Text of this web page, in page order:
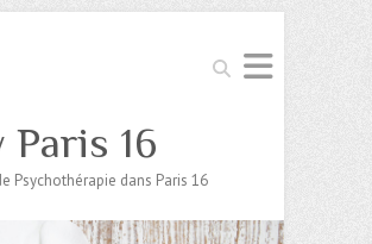
Search
Paris 16
Psychothérapie dans Paris 16